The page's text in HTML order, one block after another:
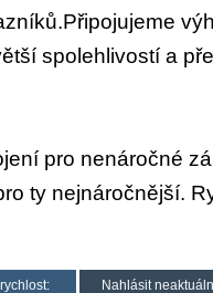
spolehlivostí a
pro nenáročné
ty nejnáročnější.
Nahlásit